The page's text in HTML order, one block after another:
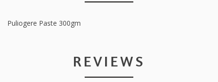
Puliogere Paste 300gm
REVIEWS